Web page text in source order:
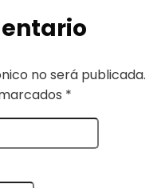
no será publicada.
*